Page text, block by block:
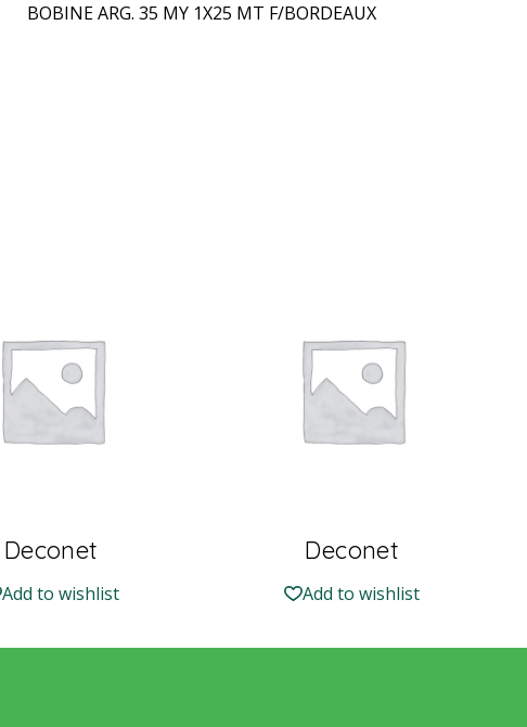
BOBINE ARG. 35 MY 1X25 MT F/BORDEAUX
Deconet
Add to wishlist
Deconet
Add to wishlist